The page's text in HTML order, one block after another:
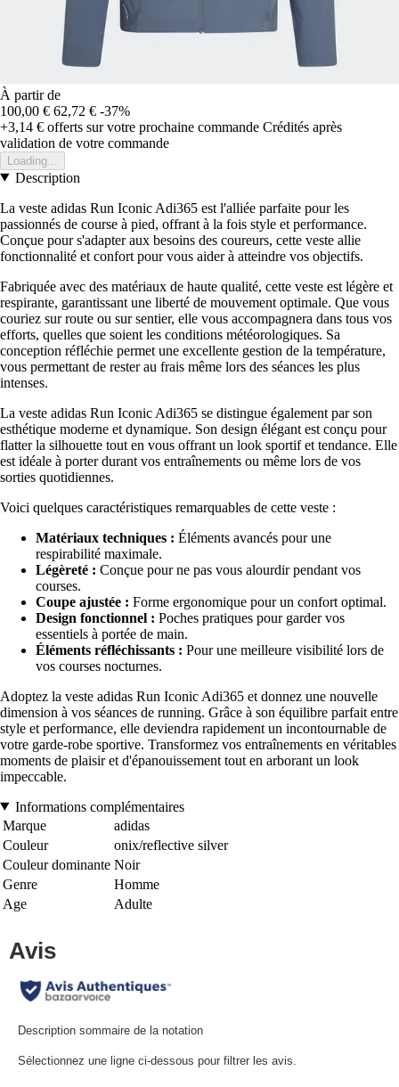
À partir de
100,00 € 62,72 € -37%
+3,14 € offerts sur votre prochaine commande Crédités après
validation de votre commande
Loading...
Description
La veste adidas Run Iconic Adi365 est l'alliée parfaite pour les
passionnés de course à pied, offrant à la fois style et performance.
Conçue pour s'adapter aux besoins des coureurs, cette veste allie
fonctionnalité et confort pour vous aider à atteindre vos objectifs.
Fabriquée avec des matériaux de haute qualité, cette veste est légère et
respirante, garantissant une liberté de mouvement optimale. Que vous
couriez sur route ou sur sentier, elle vous accompagnera dans tous vos
efforts, quelles que soient les conditions météorologiques. Sa
conception réfléchie permet une excellente gestion de la température,
vous permettant de rester au frais même lors des séances les plus
intenses.
La veste adidas Run Iconic Adi365 se distingue également par son
esthétique moderne et dynamique. Son design élégant est conçu pour
flatter la silhouette tout en vous offrant un look sportif et tendance. Elle
est idéale à porter durant vos entraînements ou même lors de vos
sorties quotidiennes.
Voici quelques caractéristiques remarquables de cette veste :
Matériaux techniques : Éléments avancés pour une
respirabilité maximale.
Légèreté : Conçue pour ne pas vous alourdir pendant vos
courses.
Coupe ajustée : Forme ergonomique pour un confort optimal.
Design fonctionnel : Poches pratiques pour garder vos
essentiels à portée de main.
Éléments réfléchissants : Pour une meilleure visibilité lors de
vos courses nocturnes.
Adoptez la veste adidas Run Iconic Adi365 et donnez une nouvelle
dimension à vos séances de running. Grâce à son équilibre parfait entre
style et performance, elle deviendra rapidement un incontournable de
votre garde-robe sportive. Transformez vos entraînements en véritables
moments de plaisir et d'épanouissement tout en arborant un look
impeccable.
Informations complémentaires
Marque
adidas
Couleur
onix/reflective silver
Couleur dominante Noir
Genre
Homme
Age
Adulte